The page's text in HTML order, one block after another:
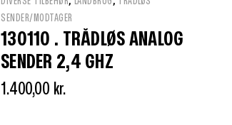
SENDER/MODTAGER
130110 . TRÅDLØS ANALOG
SENDER 2,4 GHZ
1.400,00 kr.